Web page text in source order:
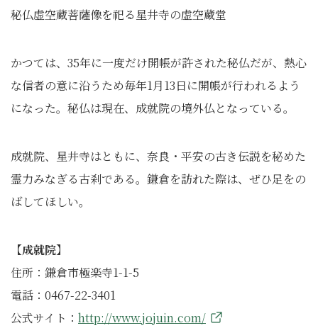
秘仏虚空蔵菩薩像を祀る星井寺の虚空蔵堂
かつては、35年に一度だけ開帳が許された秘仏だが、熱心
な信者の意に沿うため毎年1月13日に開帳が行われるよう
になった。秘仏は現在、成就院の境外仏となっている。
成就院、星井寺はともに、奈良・平安の古き伝説を秘めた
霊力みなぎる古刹である。鎌倉を訪れた際は、ぜひ足をの
ばしてほしい。
【成就院】
住所：鎌倉市極楽寺1-1-5
電話：0467-22-3401
公式サイト： http://www.jojuin.com/